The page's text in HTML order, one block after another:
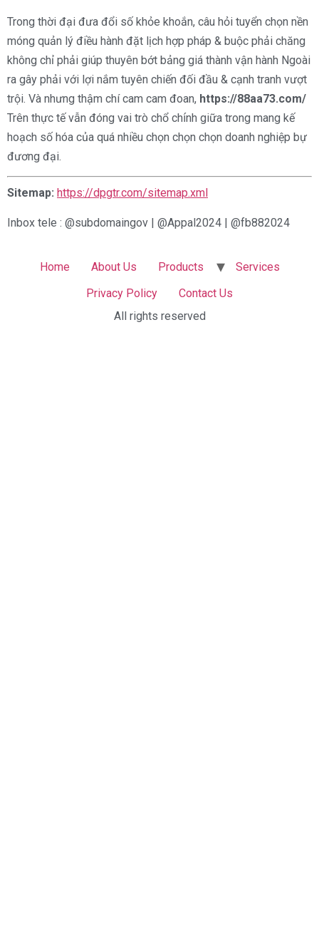
Trong thời đại đưa đổi số khỏe khoắn, câu hỏi tuyển chọn nền
móng quản lý điều hành đặt lịch hợp pháp & buộc phải chăng
không chỉ phải giúp thuyên bớt bảng giá thành vận hành Ngoài
ra gây phải với lợi nắm tuyên chiến đối đầu & cạnh tranh vượt
trội. Và nhưng thậm chí cam cam đoan, https://88aa73.com/
Trên thực tế vẫn đóng vai trò chổ chính giữa trong mang kế
hoạch số hóa của quá nhiều chọn chọn chọn doanh nghiệp bự
đương đại.
Sitemap: https://dpgtr.com/sitemap.xml
Inbox tele : @subdomaingov | @Appal2024 | @fb882024
Home About Us Products
Services
Privacy Policy
Contact Us
All rights reserved